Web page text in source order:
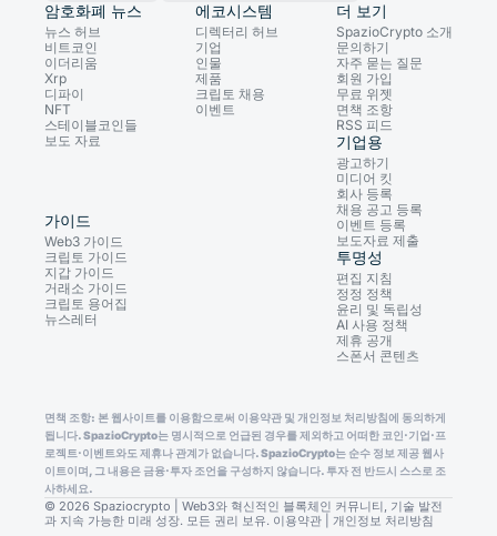
암호화폐 뉴스
뉴스 허브
비트코인
이더리움
Xrp
디파이
NFT
스테이블코인들
보도 자료
에코시스템
디렉터리 허브
기업
인물
제품
크립토 채용
이벤트
가이드
Web3 가이드
크립토 가이드
지갑 가이드
거래소 가이드
크립토 용어집
뉴스레터
더 보기
SpazioCrypto 소개
문의하기
자주 묻는 질문
회원 가입
무료 위젯
면책 조항
RSS 피드
기업용
광고하기
미디어 킷
회사 등록
채용 공고 등록
이벤트 등록
보도자료 제출
투명성
편집 지침
정정 정책
윤리 및 독립성
AI 사용 정책
제휴 공개
스폰서 콘텐츠
면책 조항: 본 웹사이트를 이용함으로써 이용약관 및 개인정보 처리방침에 동의하게
됩니다. SpazioCrypto는 명시적으로 언급된 경우를 제외하고 어떠한 코인·기업·프
로젝트·이벤트와도 제휴나 관계가 없습니다. SpazioCrypto는 순수 정보 제공 웹사
이트이며, 그 내용은 금융·투자 조언을 구성하지 않습니다. 투자 전 반드시 스스로 조
사하세요.
© 2026 Spaziocrypto | Web3와 혁신적인 블록체인 커뮤니티, 기술 발전
과 지속 가능한 미래 성장. 모든 권리 보유. 이용약관 개인정보 처리방침